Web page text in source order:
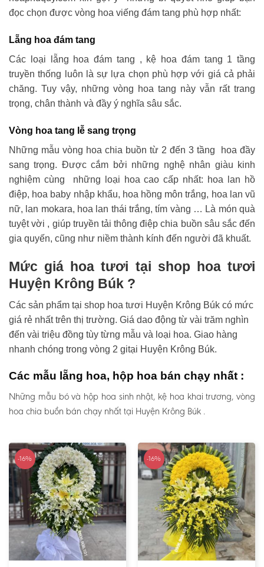
đọc chọn được vòng hoa viếng đám tang phù hợp nhất:
Lẵng hoa đám tang
Các loại lẵng hoa đám tang , kệ hoa đám tang 1 tầng
truyền thống luôn là sự lựa chọn phù hợp với giá cả phải
chăng. Tuy vậy, những vòng hoa tang này vẫn rất trang
trọng, chân thành và đầy ý nghĩa sâu sắc.
Vòng hoa tang lễ sang trọng
Những mẫu vòng hoa chia buồn từ 2 đến 3 tầng hoa đầy
sang trọng. Được cắm bởi những nghệ nhân giàu kinh
nghiệm cùng những loại hoa cao cấp nhất: hoa lan hồ
điệp, hoa baby nhập khẩu, hoa hồng môn trắng, hoa lan vũ
nữ, lan mokara, hoa lan thái trắng, tím vàng … Là món quà
tuyệt vời , giúp truyền tải thông điệp chia buồn sâu sắc đến
gia quyến, cũng như niềm thành kính đến người đã khuất.
Mức giá hoa tươi tại shop hoa tươi
Huyện Krông Búk ?
Các sản phẩm tại shop hoa tươi Huyện Krông Búk có mức
giá rẻ nhất trên thị trường. Giá dao động từ vài trăm nghìn
đến vài triệu đồng tùy từng mẫu và loại hoa. Giao hàng
nhanh chóng trong vòng 2 gitại Huyện Krông Búk.
Các mẫu lẵng hoa, hộp hoa bán chạy nhất :
Những mẫu bó và hộp hoa sinh nhật, kệ hoa khai trương, vòng
hoa chia buồn bán chạy nhất tại Huyện Krông Búk .
-16% -16%